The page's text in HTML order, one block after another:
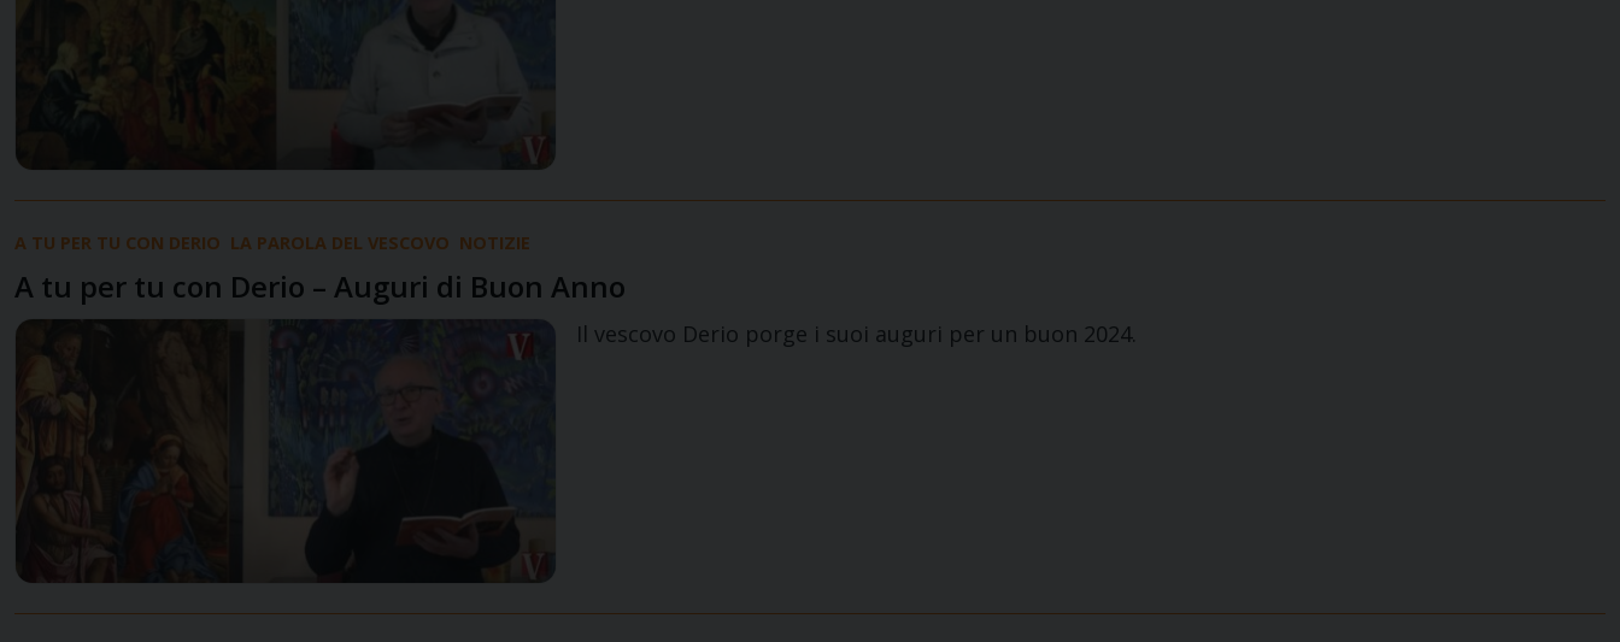
A TU PER TU CON DERIO LA PAROLA DEL VESCOVO NOTIZIE
A tu per tu con Derio – Auguri di Buon Anno
Il vescovo Derio porge i suoi auguri per un buon 2024.